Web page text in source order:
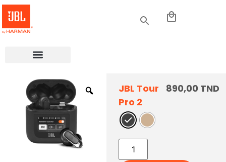
JBL Tour
Pro 2
890,00 TND